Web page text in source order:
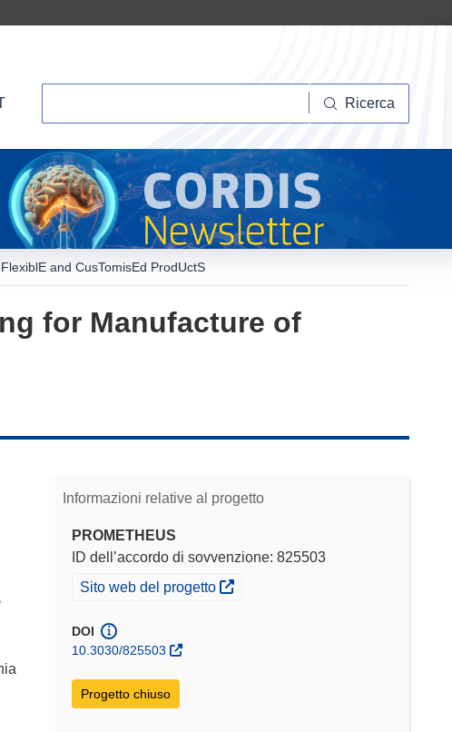
Ricerca
and CusTomisEd ProdUctS
for Manufacture of
Informazioni relative al progetto
PROMETHEUS
ID dell’accordo di sovvenzione: 825503
(si apre in una nuova finestra)
Sito web del progetto
DOI
10.3030/825503
Progetto chiuso